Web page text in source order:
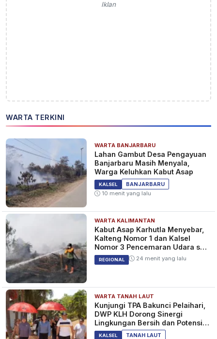
Iklan
WARTA TERKINI
WARTA BANJARBARU
Lahan Gambut Desa Pengayuan
Banjarbaru Masih Menyala,
Warga Keluhkan Kabut Asap
KALSEL
BANJARBARU
10 menit yang lalu
WARTA KALIMANTAN
Kabut Asap Karhutla Menyebar,
Kalteng Nomor 1 dan Kalsel
Nomor 3 Pencemaran Udara se-
Indonesia
REGIONAL 24 menit yang lalu
WARTA TANAH LAUT
Kunjungi TPA Bakunci Pelaihari,
DWP KLH Dorong Sinergi
Lingkungan Bersih dan Potensi
Wisata Tanah Laut
KALSEL
TANAH LAUT